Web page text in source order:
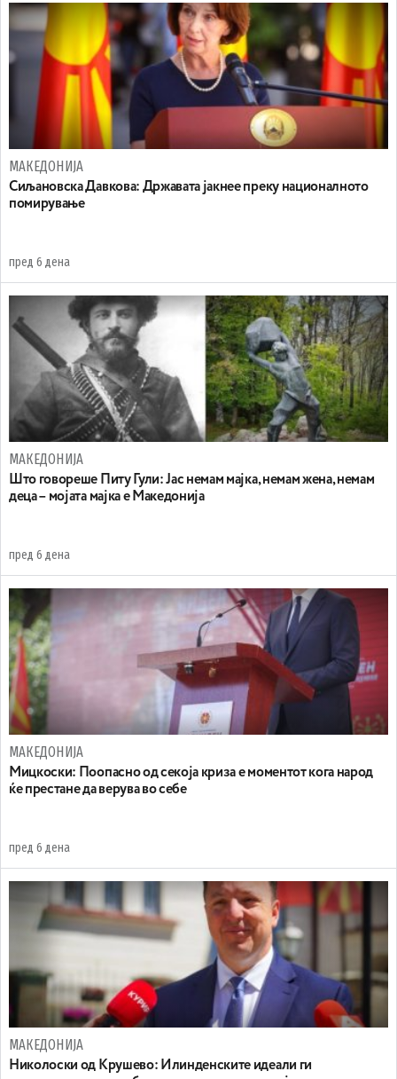
МАКЕДОНИЈА
Сиљановска Давкова: Државата јакнее преку националното
помирување
пред 6 дена
МАКЕДОНИЈА
Што говореше Питу Гули: Јас немам мајка, немам жена, немам
деца – мојата мајка е Македонија
пред 6 дена
МАКЕДОНИЈА
Мицкоски: Поопасно од секоја криза е моментот кога народ
ќе престане да верува во себе
пред 6 дена
МАКЕДОНИЈА
Николоски од Крушево: Илинденските идеали ги